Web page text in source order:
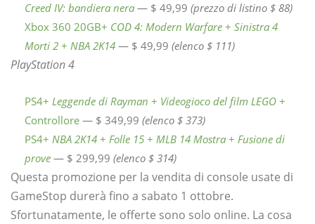
Creed IV: bandiera nera — $ 49,99 (prezzo di listino $ 88)
Xbox 360 20GB+ COD 4: Modern Warfare + Sinistra 4
Morti 2 + NBA 2K14 — $ 49,99 (elenco $ 111)
PlayStation 4
PS4+ Leggende di Rayman + Videogioco del film LEGO +
Controllore — $ 349,99 (elenco $ 373)
PS4+ NBA 2K14 + Folle 15 + MLB 14 Mostra + Fusione di
prove — $ 299,99 (elenco $ 314)
Questa promozione per la vendita di console usate di
GameStop durerà fino a sabato 1 ottobre.
Sfortunatamente, le offerte sono solo online. La cosa